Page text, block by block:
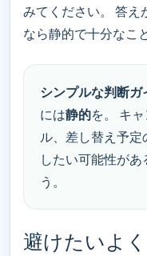
みてください。 答え
なら静的で十分なこ
シンプルな判断ガ
には静的を。 キ
ル、差し替え予
したい可能性が
う。
避けたいよ